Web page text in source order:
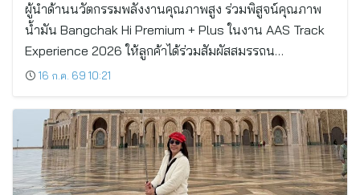
ผู้นำด้านนวัตกรรมพลังงานคุณภาพสูง ร่วมพิสูจน์คุณภาพ
น้ำมัน Bangchak Hi Premium + Plus ในงาน AAS Track
Experience 2026 ให้ลูกค้าได้ร่วมสัมผัสสมรรถน…
16 ก.ค. 69 10:21